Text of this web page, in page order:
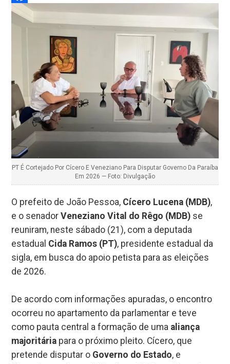
Facebook
PT É Cortejado Por Cícero E Veneziano Para Disputar Governo Da Paraíba
Em 2026 — Foto: Divulgação
O prefeito de João Pessoa, Cícero Lucena (MDB),
e o senadorVeneziano Vital do Rêgo (MDB) se
reuniram, neste sábado (21), com a deputada
estadual Cida Ramos (PT), presidente estadual da
sigla, em busca do apoio petista para as eleições
de 2026.
De acordo com informações apuradas, o encontro
ocorreu no apartamento da parlamentar e teve
como pauta central a formação de uma aliança
majoritária para o próximo pleito. Cícero, que
pretende disputar o Governo do Estado, e